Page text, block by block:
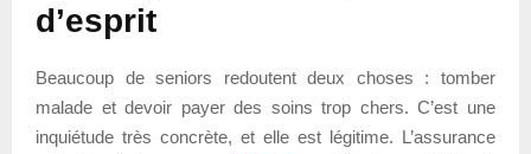
d’esprit
Beaucoup de seniors redoutent deux choses : tomber
malade et devoir payer des soins trop chers. C’est une
inquiétude très concrète, et elle est légitime. L’assurance